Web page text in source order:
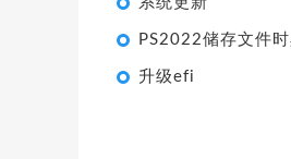
PS2022储存文件
升级efi